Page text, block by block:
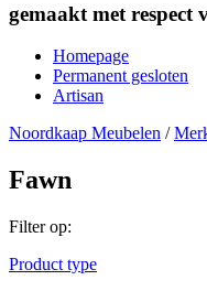
gemaakt met
Homepage
Permanent gesloten
Artisan
Noordkaap Meubelen /
Fawn
Filter op:
Product type